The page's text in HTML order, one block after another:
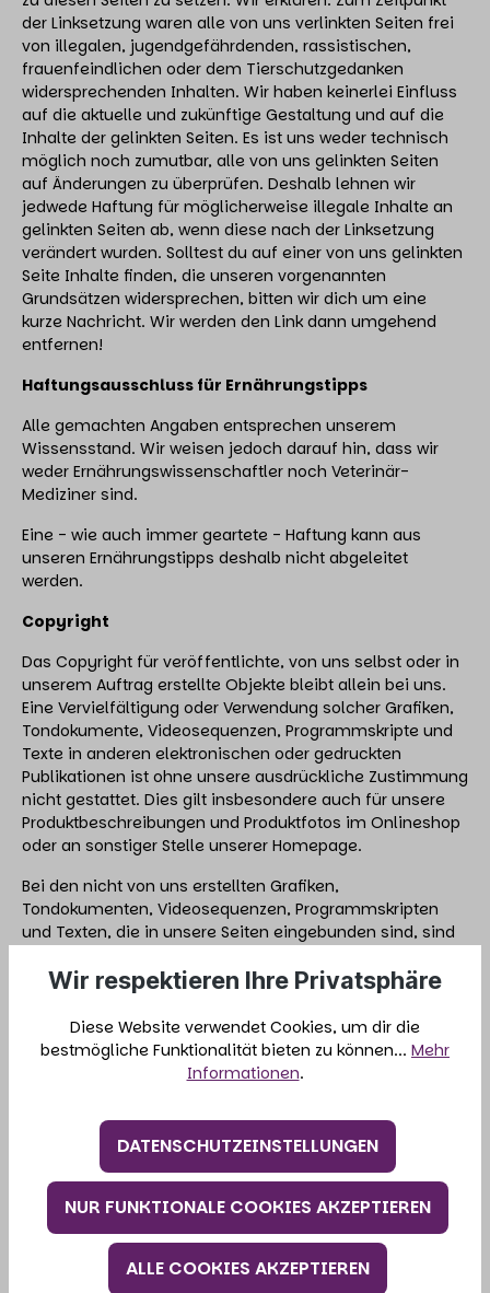
der Linksetzung waren alle von uns verlinkten Seiten frei
von illegalen, jugendgefährdenden, rassistischen,
frauenfeindlichen oder dem Tierschutzgedanken
widersprechenden Inhalten. Wir haben keinerlei Einfluss
auf die aktuelle und zukünftige Gestaltung und auf die
Inhalte der gelinkten Seiten. Es ist uns weder technisch
möglich noch zumutbar, alle von uns gelinkten Seiten
auf Änderungen zu überprüfen. Deshalb lehnen wir
jedwede Haftung für möglicherweise illegale Inhalte an
gelinkten Seiten ab, wenn diese nach der Linksetzung
verändert wurden. Solltest du auf einer von uns gelinkten
Seite Inhalte finden, die unseren vorgenannten
Grundsätzen widersprechen, bitten wir dich um eine
kurze Nachricht. Wir werden den Link dann umgehend
entfernen!
Haftungsausschluss für Ernährungstipps
Alle gemachten Angaben entsprechen unserem
Wissensstand. Wir weisen jedoch darauf hin, dass wir
weder Ernährungswissenschaftler noch Veterinär-
Mediziner sind.
Eine - wie auch immer geartete - Haftung kann aus
unseren Ernährungstipps deshalb nicht abgeleitet
werden.
Copyright
Das Copyright für veröffentlichte, von uns selbst oder in
unserem Auftrag erstellte Objekte bleibt allein bei uns.
Eine Vervielfältigung oder Verwendung solcher Grafiken,
Tondokumente, Videosequenzen, Programmskripte und
Texte in anderen elektronischen oder gedruckten
Publikationen ist ohne unsere ausdrückliche Zustimmung
nicht gestattet. Dies gilt insbesondere auch für unsere
Produktbeschreibungen und Produktfotos im Onlineshop
oder an sonstiger Stelle unserer Homepage.
Bei den nicht von uns erstellten Grafiken,
Tondokumenten, Videosequenzen, Programmskripten
und Texten, die in unsere Seiten eingebunden sind, sind
wider Erwarten auf einem dieser Objekte doch ein
Benachrichtigung per E-Mail. Wir werden dieses Objekt
dann umgehend entfernen. Alle innerhalb unseres
Internetangebotes genannten und ggf. durch uns oder
unterliegen uneingeschränkt den Bestimmungen des
jeweils gültigen Kennzeichenrechts und den
Besitzrechten der jeweiligen eingetragenen Eigentümer.
Allein aufgrund der bloßen Nennung ist nicht der Schluss
zu ziehen, dass Markenzeichen nicht durch uns oder
durch Rechte Dritter geschützt sind.
Ausnahmen (Copyright)
Wir respektieren Ihre Privatsphäre
Diese Website verwendet Cookies, um dir die
bestmögliche Funktionalität bieten zu können... Mehr
Informationen.
DATENSCHUTZEINSTELLUNGEN
NUR FUNKTIONALE COOKIES AKZEPTIEREN
ALLE COOKIES AKZEPTIEREN